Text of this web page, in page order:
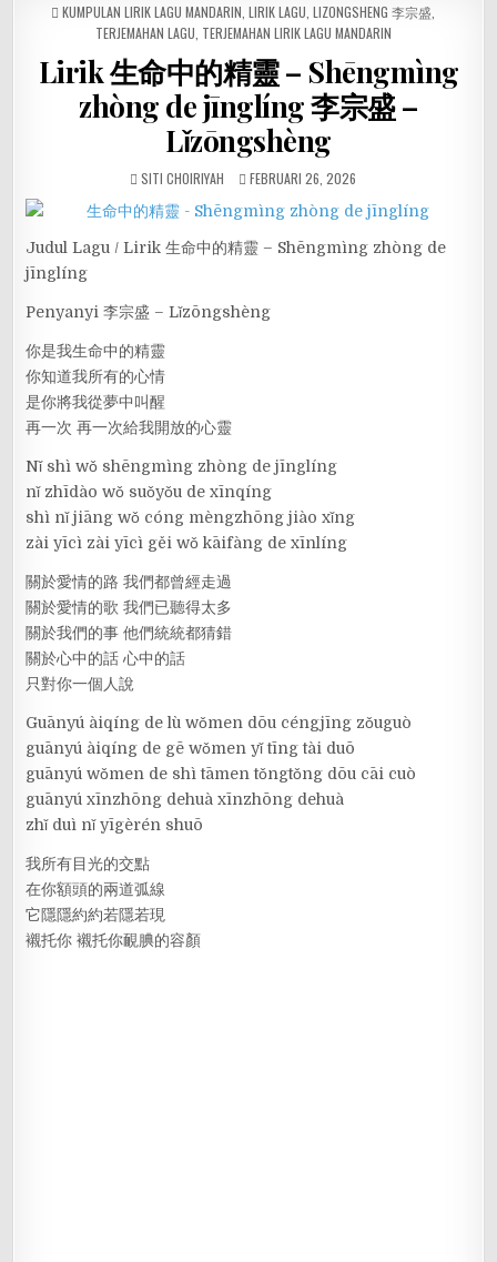
POSTED
KUMPULAN LIRIK LAGU MANDARIN LIRIK LAGU LIZONGSHENG 李宗盛
TERJEMAHAN LAGU TERJEMAHAN LIRIK LAGU MANDARIN
Lirik 生命中的精靈 – Shēngmìng
zhòng de jīnglíng 李宗盛 –
Lǐzōngshèng
SITI CHOIRIYAH FEBRUARI 26, 2026
Judul Lagu / Lirik 生命中的精靈 – Shēngmìng zhòng de
jīnglíng
Penyanyi 李宗盛 – Lǐzōngshèng
你是我生命中的精靈
你知道我所有的心情
是你將我從夢中叫醒
再一次 再一次給我開放的心靈
Nǐ shì wǒ shēngmìng zhòng de jīnglíng
nǐ zhīdào wǒ suǒyǒu de xīnqíng
shì nǐ jiāng wǒ cóng mèngzhōng jiào xǐng
zài yīcì zài yīcì gěi wǒ kāifàng de xīnlíng
關於愛情的路 我們都曾經走過
關於愛情的歌 我們已聽得太多
關於我們的事 他們統統都猜錯
關於心中的話 心中的話
只對你一個人說
Guānyú àiqíng de lù wǒmen dōu céngjīng zǒuguò
guānyú àiqíng de gē wǒmen yǐ tīng tài duō
guānyú wǒmen de shì tāmen tǒngtǒng dōu cāi cuò
guānyú xīnzhōng dehuà xīnzhōng dehuà
zhǐ duì nǐ yīgèrén shuō
我所有目光的交點
在你額頭的兩道弧線
它隱隱約約若隱若現
襯托你 襯托你靦腆的容顏